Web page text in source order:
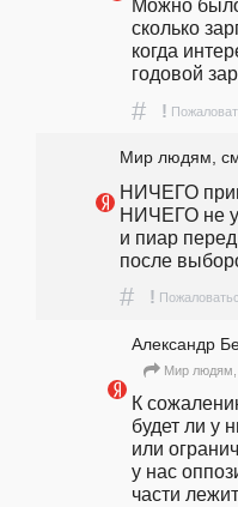
Можно
сколько
когда
годовой
# !
Мир людям,
НИЧЕГО
НИЧЕГО не
и пиар
после
# !
Александр
Мир людям,
К
будет ли у
или
у нас
части